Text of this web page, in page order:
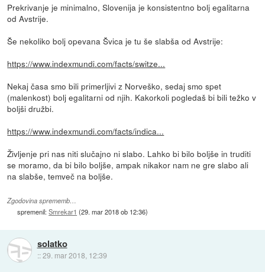
Prekrivanje je minimalno, Slovenija je konsistentno bolj egalitarna
od Avstrije.
Še nekoliko bolj opevana Švica je tu še slabša od Avstrije:
https://www.indexmundi.com/facts/switze...
Nekaj časa smo bili primerljivi z Norveško, sedaj smo spet
(malenkost) bolj egalitarni od njih. Kakorkoli pogledaš bi bili težko v
boljši družbi.
https://www.indexmundi.com/facts/indica...
Življenje pri nas niti slučajno ni slabo. Lahko bi bilo boljše in truditi
se moramo, da bi bilo boljše, ampak nikakor nam ne gre slabo ali
na slabše, temveč na boljše.
Zgodovina sprememb…
spremenil:Smrekar1 (29. mar 2018 ob 12:36)
solatko
::29. mar 2018, 12:39